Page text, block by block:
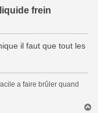
frein
il faut que tout les
a faire brûler quand